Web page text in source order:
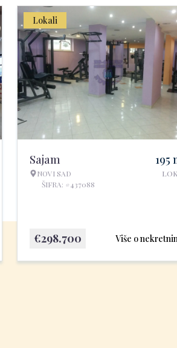
Lokali
Sajam
NOVI SAD
ŠIFRA: #437088
195
Više o
€298.700